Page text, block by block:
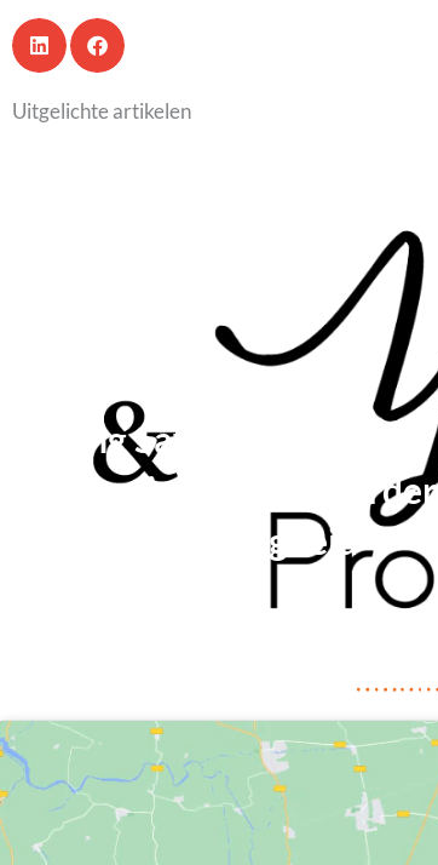
Uitgelichte artikelen
Young Safety
Professionals gaat verder
als Kijk op Veiligheid